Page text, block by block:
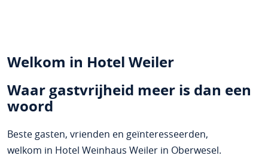
Welkom in Hotel Weiler
Waar gastvrijheid meer is dan een
woord
Beste gasten, vrienden en geïnteresseerden,
welkom in Hotel Weinhaus Weiler in Oberwesel.